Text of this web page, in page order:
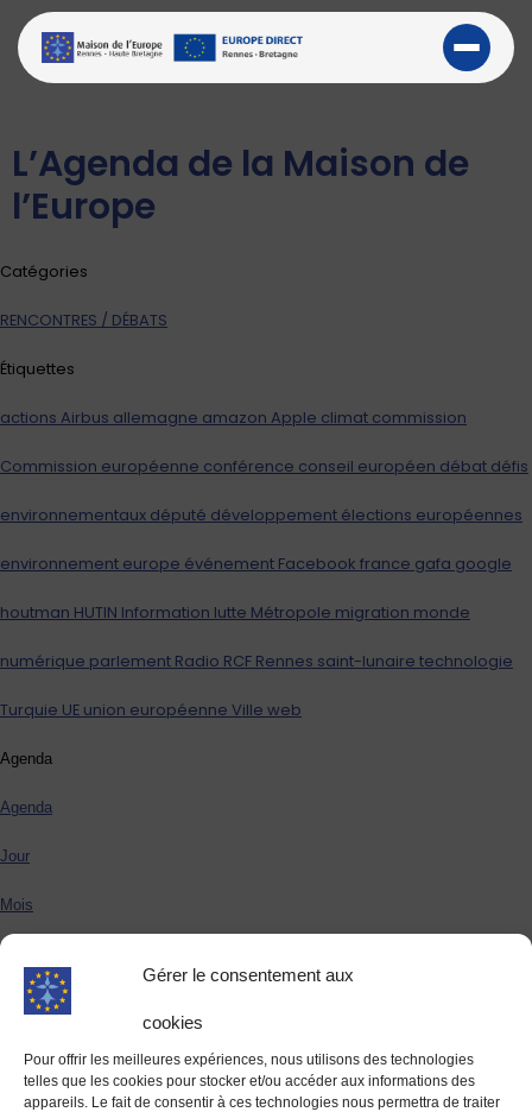
Gérer le consentement aux
cookies
Pour offrir les meilleures expériences, nous utilisons des technologies
telles que les cookies pour stocker et/ou accéder aux informations des
appareils. Le fait de consentir à ces technologies nous permettra de traiter
L’Agenda de la Maison de
l’Europe
Catégories
RENCONTRES / DÉBATS
Étiquettes
actions Airbus allemagne amazon Apple climat commission
Commission européenne conférence conseil européen débat défis
environnementaux député développement élections européennes
environnement europe événement Facebook france gafa google
houtman HUTIN Information lutte Métropole migration monde
numérique parlement Radio RCF Rennes saint-lunaire technologie
Turquie UE union européenne Ville web
Agenda
Agenda
Jour
Mois
août 2026
Il n’y a aucun évènement à venir pour le moment.
août 2026 Août 2026